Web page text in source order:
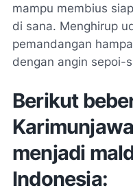
mampu membius
di sana. Menghirup
pemandangan
dengan angin sepoi-
Berikut
menjadi
Indonesia: